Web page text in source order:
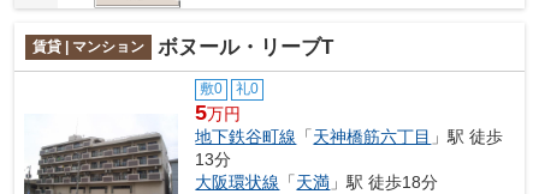
賃貸 | マンション ボヌール・リーブT
敷0 礼0
5万円
地下鉄谷町線 「天神橋筋六丁目 」駅 徒歩
13分
大阪環状線 「天満 」駅 徒歩18分